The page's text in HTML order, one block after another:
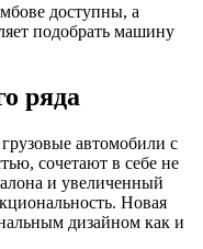
доступны, а
подобрать машину
ряда
грузовые автомобили с
сочетают в себе не
и увеличенный
Новая
дизайном как и